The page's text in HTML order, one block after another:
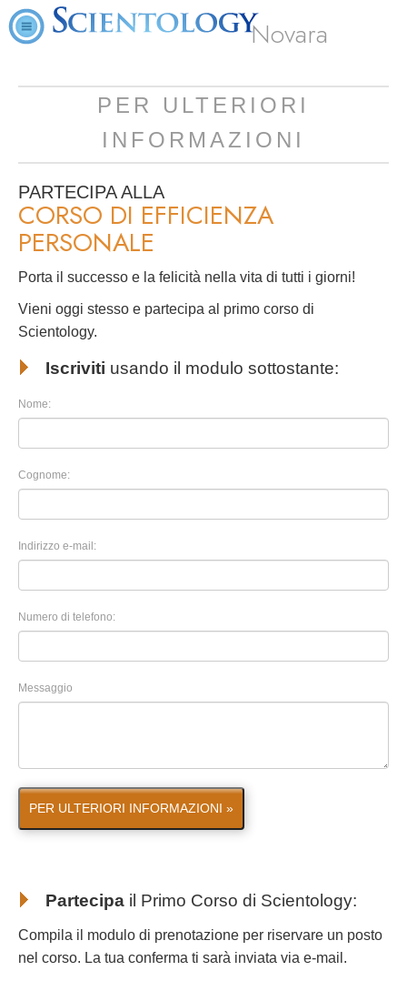
Novara
PER ULTERIORI
INFORMAZIONI
PARTECIPA ALLA
CORSO DI EFFICIENZA
PERSONALE
Porta il successo e la felicità nella vita di tutti i giorni!
Vieni oggi stesso e partecipa al primo corso di
Scientology.
Iscriviti usando il modulo sottostante:
Nome:
Cognome:
Indirizzo e-mail:
Numero di telefono:
Messaggio
PER ULTERIORI INFORMAZIONI »
Partecipa il Primo Corso di Scientology:
Compila il modulo di prenotazione per riservare un posto
nel corso. La tua conferma ti sarà inviata via e-mail.